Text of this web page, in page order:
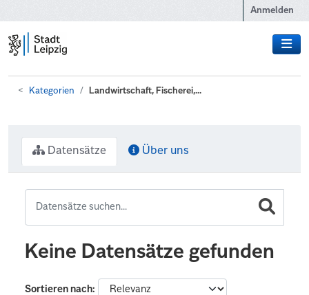
Anmelden
Kategorien Landwirtschaft, Fischerei,...
Datensätze Über uns
Keine Datensätze gefunden
Sortieren nach